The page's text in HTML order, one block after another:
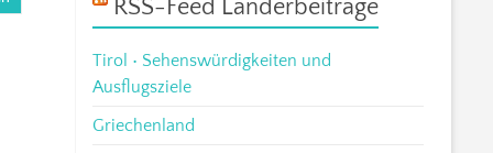
RSS-Feed Länderbeiträge
Tirol • Sehenswürdigkeiten und
Ausflugsziele
Griechenland